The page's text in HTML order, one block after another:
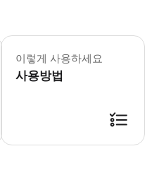
▶ 꼭 알아두세요 * 만 18세 이상의 게
이렇게 사용하세요
사용방법